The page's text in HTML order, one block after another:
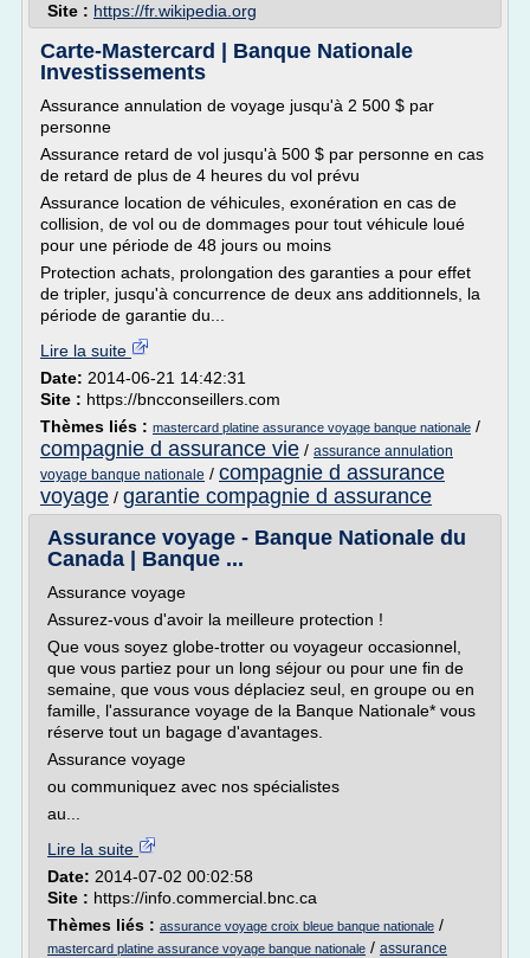
Site : https://fr.wikipedia.org
Carte-Mastercard | Banque Nationale
Investissements
Assurance annulation de voyage jusqu'à 2 500 $ par
personne
Assurance retard de vol jusqu'à 500 $ par personne en cas
de retard de plus de 4 heures du vol prévu
Assurance location de véhicules, exonération en cas de
collision, de vol ou de dommages pour tout véhicule loué
pour une période de 48 jours ou moins
Protection achats, prolongation des garanties a pour effet
de tripler, jusqu'à concurrence de deux ans additionnels, la
période de garantie du...
Lire la suite
Date: 2014-06-21 14:42:31
Site : https://bncconseillers.com
Thèmes liés : mastercard platine assurance voyage banque nationale /
compagnie d assurance vie / assurance annulation
voyage banque nationale / compagnie d assurance
voyage / garantie compagnie d assurance
Assurance voyage - Banque Nationale du
Canada | Banque ...
Assurance voyage
Assurez-vous d'avoir la meilleure protection !
Que vous soyez globe-trotter ou voyageur occasionnel,
que vous partiez pour un long séjour ou pour une fin de
semaine, que vous vous déplaciez seul, en groupe ou en
famille, l'assurance voyage de la Banque Nationale* vous
réserve tout un bagage d'avantages.
Assurance voyage
ou communiquez avec nos spécialistes
au...
Lire la suite
Date: 2014-07-02 00:02:58
Site : https://info.commercial.bnc.ca
Thèmes liés : assurance voyage croix bleue banque nationale /
mastercard platine assurance voyage banque nationale / assurance